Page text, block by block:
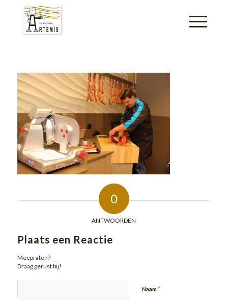
0
ANTWOORDEN
Plaats een Reactie
Meepraten?
Draag gerust bij!
Naam*